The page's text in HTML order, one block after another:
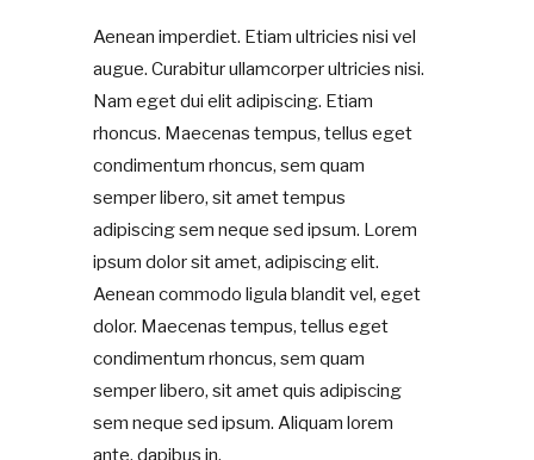
Aenean imperdiet. Etiam ultricies nisi vel
augue. Curabitur ullamcorper ultricies nisi.
Nam eget dui elit adipiscing. Etiam
rhoncus. Maecenas tempus, tellus eget
condimentum rhoncus, sem quam
semper libero, sit amet tempus
adipiscing sem neque sed ipsum. Lorem
ipsum dolor sit amet, adipiscing elit.
Aenean commodo ligula blandit vel, eget
dolor. Maecenas tempus, tellus eget
condimentum rhoncus, sem quam
semper libero, sit amet quis adipiscing
sem neque sed ipsum. Aliquam lorem
ante, dapibus in,